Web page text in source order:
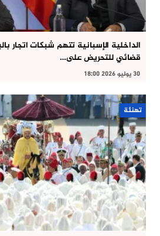
الداخلية الإسبانية تتهم شبكات اتجار
قضائي للتحريض على…
30 يوليو 2026 18:00
تهنئة